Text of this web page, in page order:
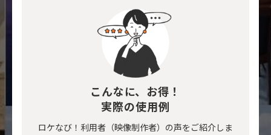
こんなに、お得！
実際の使用例
ロケなび！利用者（映像制作者）の声をご紹介しま